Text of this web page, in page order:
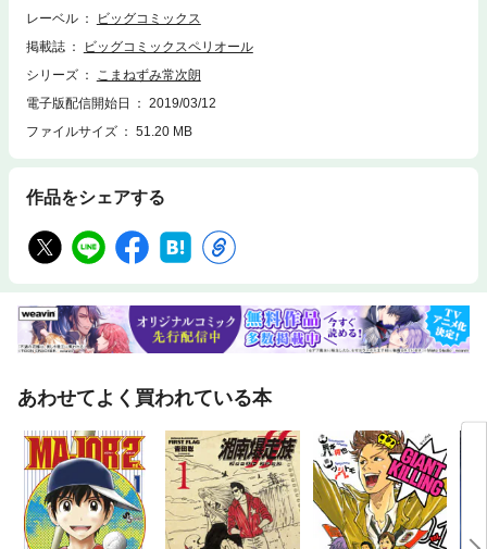
レーベル
ビッグコミックス
掲載誌
ビッグコミックスペリオール
シリーズ
こまねずみ常次朗
電子版配信開始日
2019/03/12
ファイルサイズ
51.20 MB
作品をシェアする
あわせてよく買われている本